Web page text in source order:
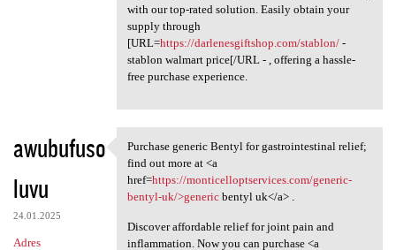
with our top-rated solution. Easily obtain your
supply through
[URL=https://darlenesgiftshop.com/stablon/-
stablon walmart price[/URL - , offering a hassle-
free purchase experience.
awubufuso
luvu
24.01.2025
Adres
Purchase generic Bentyl for
Purchase generic Bentyl for gastrointestinal relief;
find out more at <a
href=https://monticelloptservices.com/generic-
bentyl-uk/>genericbentyl uk</a> .
Discover affordable relief for joint pain and
inflammation. Now you can purchase <a